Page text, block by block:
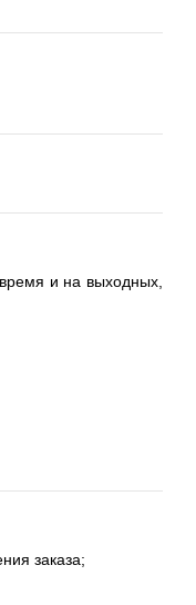
и на выходных,
заказа;